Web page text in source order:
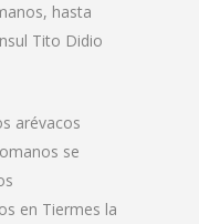
hasta
Tito Didio
arévacos
se
en Tiermes la